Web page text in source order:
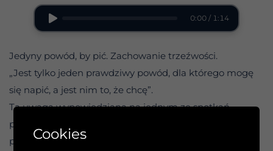
0:00 / 1:14
Jedyny powód, by pić. Zachowanie trzeźwości.
„Jest tylko jeden prawdziwy powód, dla którego mogę
się napić, a jest nim to, że chcę”.
Ta uwaga wypowiedziana na jednym ze spotkań
podsumowuje stanowisko AA w kwestii tego, dlaczego
pijemy. Tak naprawdę nigdy nie pijemy z powodu presji
Cookies